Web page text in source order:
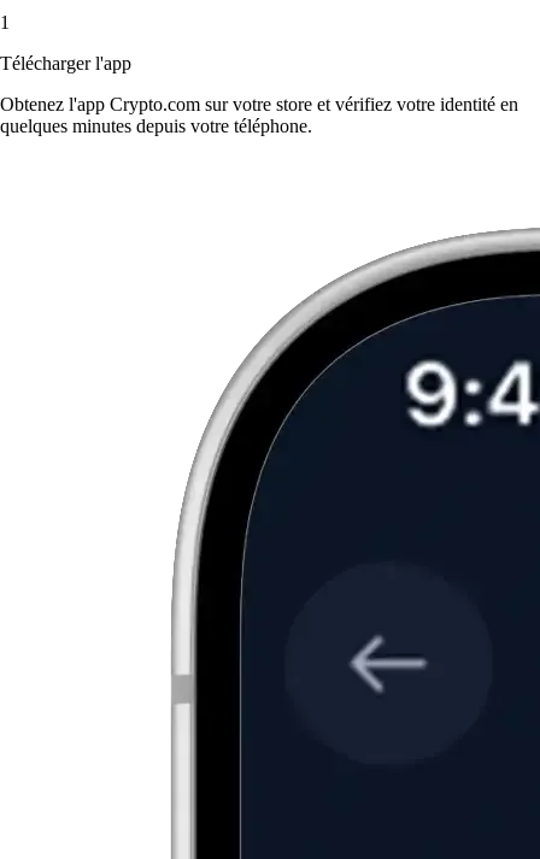
1
Télécharger l'app
Obtenez l'app Crypto.com sur votre store et vérifiez votre identité en
quelques minutes depuis votre téléphone.